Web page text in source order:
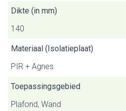
Dikte (in mm)
140
Materiaal (Isolatieplaat)
PIR + Agnes
Toepassingsgebied
Plafond, Wand